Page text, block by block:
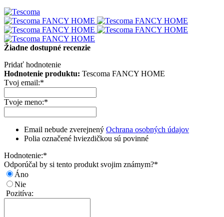
Žiadne dostupné recenzie
Pridať hodnotenie
Hodnotenie produktu: Tescoma FANCY HOME
Tvoj email:*
Tvoje meno:*
Email nebude zverejnený Ochrana osobných údajov
Polia označené hviezdičkou sú povinné
Hodnotenie:*
Odporúčal by si tento produkt svojim známym?*
Áno
Nie
Pozitíva: